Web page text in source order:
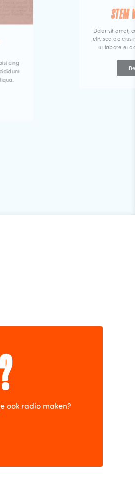
cing
STEM
Dolor sit amet,
elit, sed do eius
ut labore et
ook radio maken?